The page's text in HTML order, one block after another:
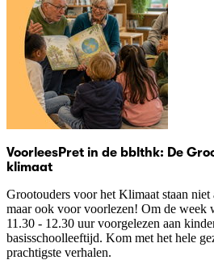
VoorleesPret in de bblthk: De
klimaat
Grootouders voor het Klimaat staan
maar ook voor voorlezen! Om de week
11.30 - 12.30 uur voorgelezen aan
basisschoolleeftijd. Kom met het hele
prachtigste verhalen.